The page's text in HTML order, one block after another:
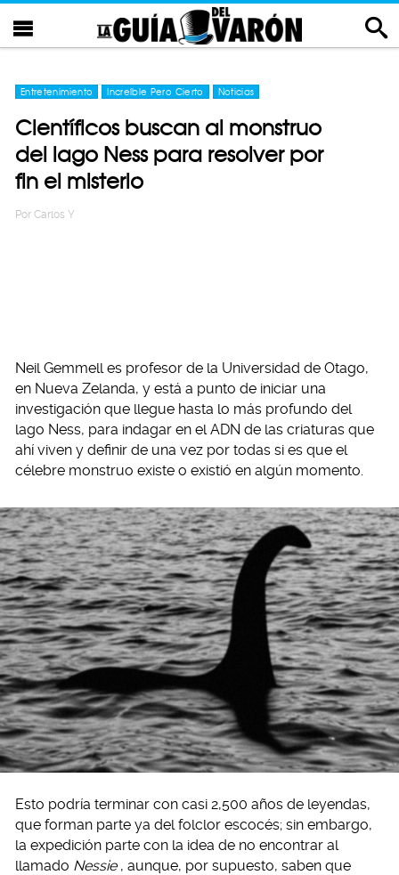
Entretenimiento Increíble Pero Cierto Noticias
Científicos buscan al monstruo
del lago Ness para resolver por
fin el misterio
Por Carlos Y
Neil Gemmell es profesor de la Universidad de Otago,
en Nueva Zelanda, y está a punto de iniciar una
investigación que llegue hasta lo más profundo del
lago Ness, para indagar en el ADN de las criaturas que
ahí viven y definir de una vez por todas si es que el
célebre monstruo existe o existió en algún momento.
Esto podría terminar con casi 2,500 años de leyendas,
que forman parte ya del folclor escocés; sin embargo,
la expedición parte con la idea de no encontrar al
llamado Nessie , aunque, por supuesto, saben que